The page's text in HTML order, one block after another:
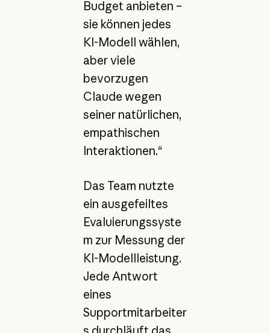
Budget anbieten –
sie können jedes
KI-Modell wählen,
aber viele
bevorzugen
Claude wegen
seiner natürlichen,
empathischen
Interaktionen.“
Das Team nutzte
ein ausgefeiltes
Evaluierungssyste
m zur Messung der
KI-Modellleistung.
Jede Antwort
eines
Supportmitarbeiter